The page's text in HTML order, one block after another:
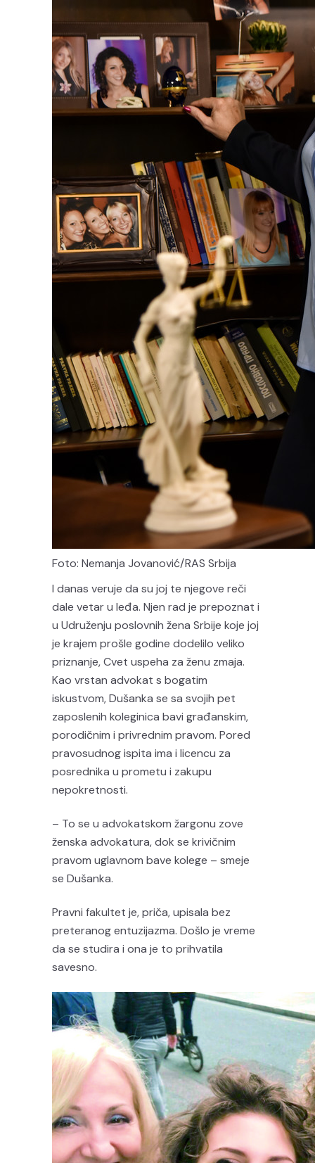
Foto: Nemanja Jovanović/RAS Srbija
I danas veruje da su joj te njegove reči
dale vetar u leđa. Njen rad je prepoznat i
u Udruženju poslovnih žena Srbije koje joj
je krajem prošle godine dodelilo veliko
priznanje, Cvet uspeha za ženu zmaja.
Kao vrstan advokat s bogatim
iskustvom, Dušanka se sa svojih pet
zaposlenih koleginica bavi građanskim,
porodičnim i privrednim pravom. Pored
pravosudnog ispita ima i licencu za
posrednika u prometu i zakupu
nepokretnosti.
– To se u advokatskom žargonu zove
ženska advokatura, dok se krivičnim
pravom uglavnom bave kolege – smeje
se Dušanka.
Pravni fakultet je, priča, upisala bez
preteranog entuzijazma. Došlo je vreme
da se studira i ona je to prihvatila
savesno.